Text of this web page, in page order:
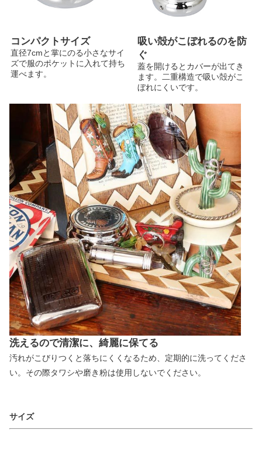
コンパクトサイズ
直径7cmと掌にのる小さなサイ
ズで服のポケットに入れて持ち
運べます。
吸い殻がこぼれるのを防
ぐ
蓋を開けるとカバーが出てき
ます。二重構造で吸い殻がこ
ぼれにくいです。
洗えるので清潔に、綺麗に保てる
汚れがこびりつくと落ちにくくなるため、定期的に洗ってくださ
い。その際タワシや磨き粉は使用しないでください。
サイズ